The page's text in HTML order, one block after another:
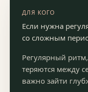
ДЛЯ КОГО
Если нужна
со сложным
Регулярный
теряются между
важно зайти